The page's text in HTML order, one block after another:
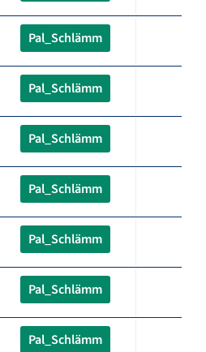
Pal_Schlämm
Pal_Schlämm
Pal_Schlämm
Pal_Schlämm
Pal_Schlämm
Pal_Schlämm
Pal_Schlämm